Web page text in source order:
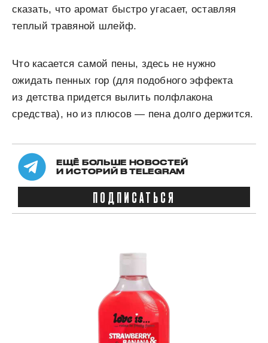
сказать, что аромат быстро угасает, оставляя
теплый травяной шлейф.
Что касается самой пены, здесь не нужно
ожидать пенных гор (для подобного эффекта
из детства придется вылить полфлакона
средства), но из плюсов — пена долго держится.
ЕЩЁ БОЛЬШЕ НОВОСТЕЙ
И ИСТОРИЙ В TELEGRAM
ПОДПИСАТЬСЯ